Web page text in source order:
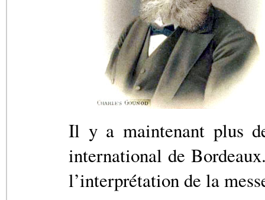
Il y a maintenant plus
international de
l’interprétation de la